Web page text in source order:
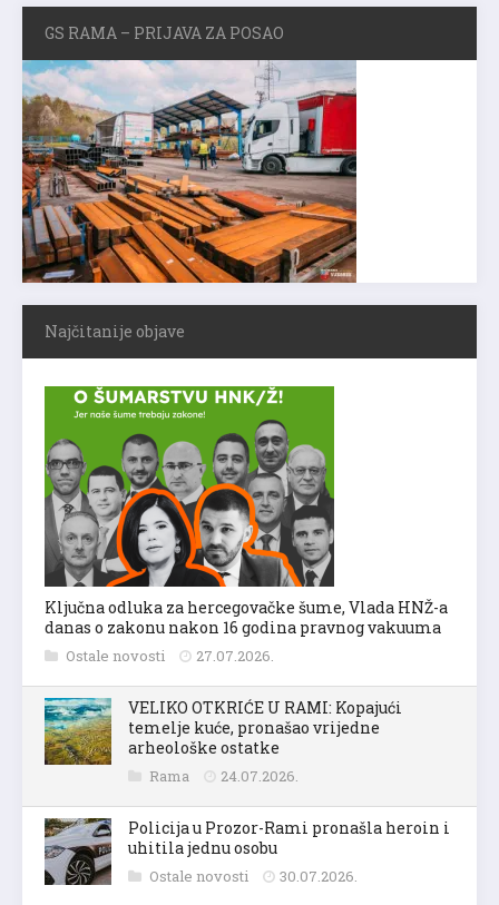
GS RAMA – PRIJAVA ZA POSAO
Najčitanije objave
Ključna odluka za hercegovačke šume, Vlada HNŽ-a
danas o zakonu nakon 16 godina pravnog vakuuma
Ostale novosti 27.07.2026.
VELIKO OTKRIĆE U RAMI: Kopajući
temelje kuće, pronašao vrijedne
arheološke ostatke
Rama 24.07.2026.
Policija u Prozor-Rami pronašla heroin i
uhitila jednu osobu
Ostale novosti 30.07.2026.